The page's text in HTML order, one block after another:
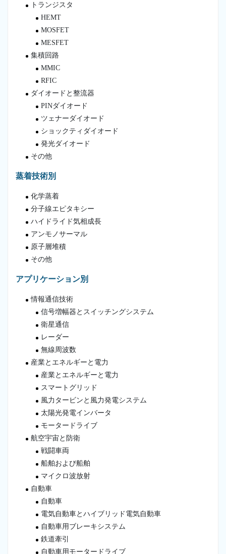
トランジスタ
HEMT
MOSFET
MESFET
集積回路
MMIC
RFIC
ダイオードと整流器
PINダイオード
ツェナーダイオード
ショックティダイオード
発光ダイオード
その他
蒸着技術別
化学蒸着
分子線エピタキシー
ハイドライド気相成長
アンモノサーマル
原子層堆積
その他
アプリケーション別
情報通信技術
信号増幅器とスイッチングシステム
衛星通信
レーダー
無線周波数
産業とエネルギーと電力
産業とエネルギーと電力
スマートグリッド
風力タービンと風力発電システム
太陽光発電インバータ
モータードライブ
航空宇宙と防衛
戦闘車両
船舶および船舶
マイクロ波放射
自動車
自動車
電気自動車とハイブリッド電気自動車
自動車用ブレーキシステム
鉄道牽引
自動車用モータードライブ